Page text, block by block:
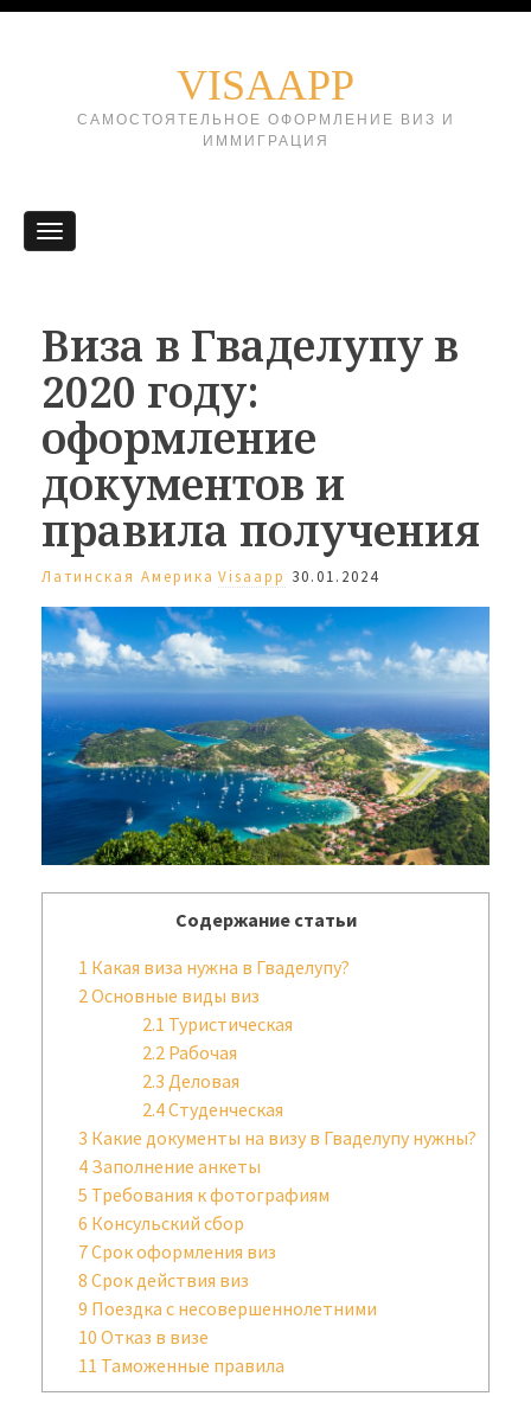
VISAAPP
САМОСТОЯТЕЛЬНОЕ ОФОРМЛЕНИЕ ВИЗ И
ИММИГРАЦИЯ
Виза в Гваделупу в
2020 году:
оформление
документов и
правила получения
Латинская Америка Visaapp 30.01.2024
Содержание статьи
1 Какая виза нужна в Гваделупу?
2 Основные виды виз
2.1 Туристическая
2.2 Рабочая
2.3 Деловая
2.4Студенческая
3 Какие документы на визу в Гваделупу нужны?
4 Заполнение анкеты
5 Требования к фотографиям
6 Консульский сбор
7Срок оформления виз
8 Срок действия виз
9 Поездка с несовершеннолетними
10 Отказ в визе
11 Таможенные правила